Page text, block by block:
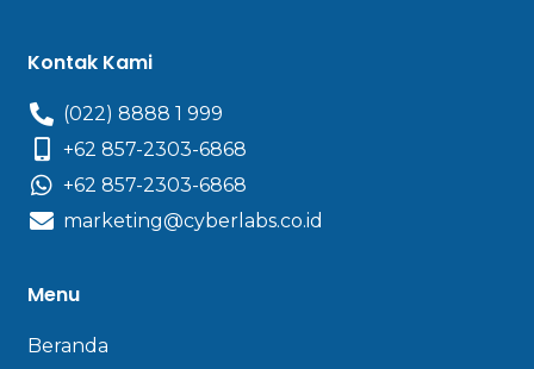
Kontak Kami
(022) 8888 1 999
+62 857-2303-6868
+62 857-2303-6868
marketing@cyberlabs.co.id
Menu
Beranda